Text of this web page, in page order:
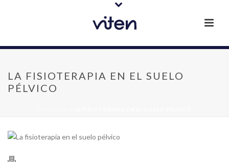
LA FISIOTERAPIA EN EL SUELO
PÉLVICO